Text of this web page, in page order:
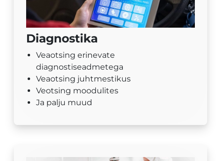
Diagnostika
Veaotsing erinevate
diagnostiseadmetega
Veaotsing juhtmestikus
Veotsing moodulites
Ja palju muud